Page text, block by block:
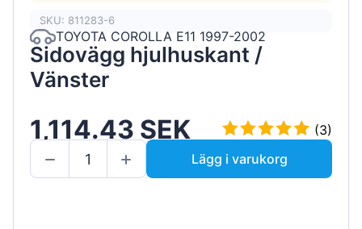
SKU: 811283-6
TOYOTA COROLLA E11 1997-2002
Sidovägg hjulhuskant /
Vänster
1,114.43 SEK
(3)
Lägg i varukorg